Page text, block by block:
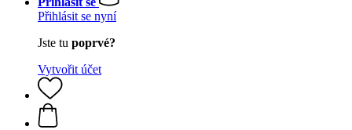
Přihlásit se nyní
Jste tu poprvé?
Vytvořit účet